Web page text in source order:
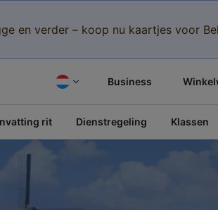
en verder – koop nu kaartjes voor
Business
rit Dienstregeling Klassen